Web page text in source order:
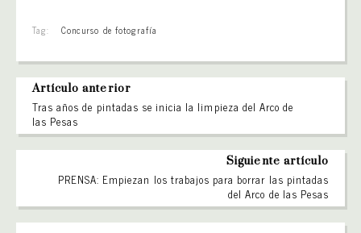
Tag: Concurso de fotografía
Artículo anterior
Tras años de pintadas se inicia la limpieza del Arco de
las Pesas
Siguiente artículo
PRENSA: Empiezan los trabajos para borrar las pintadas
del Arco de las Pesas